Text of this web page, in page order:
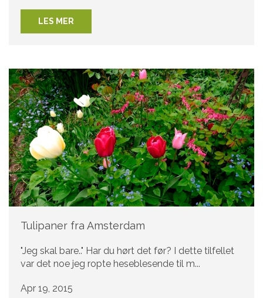
LES MER
Tulipaner fra Amsterdam
"Jeg skal bare.." Har du hørt det før? I dette tilfellet
var det noe jeg ropte heseblesende til m...
Apr 19, 2015